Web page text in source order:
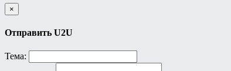
×
Отправить U2U
Тема: